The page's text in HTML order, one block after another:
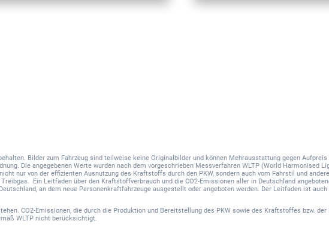
Bilder zum Fahrzeug sind teilweise keine Originalbilder und können Mehrausstattung gegen Aufpreis
Die angegebenen Werte wurden nach dem vorgeschrieben Messverfahren WLTP (World Harmonised
nur von der effizienten Ausnutzung des Kraftstoffs durch den PKW, sondern auch vom Fahrstil und
Ein Leitfaden über den Kraftstoffverbrauch und die CO2-Emissionen aller in Deutschland
an dem neue Personenkraftfahrzeuge ausgestellt oder angeboten werden. Der Leitfaden ist
CO2-Emissionen, die durch die Produktion und Bereitstellung des PKW sowie des Kraftstoffes bzw. der
WLTP nicht berücksichtigt.